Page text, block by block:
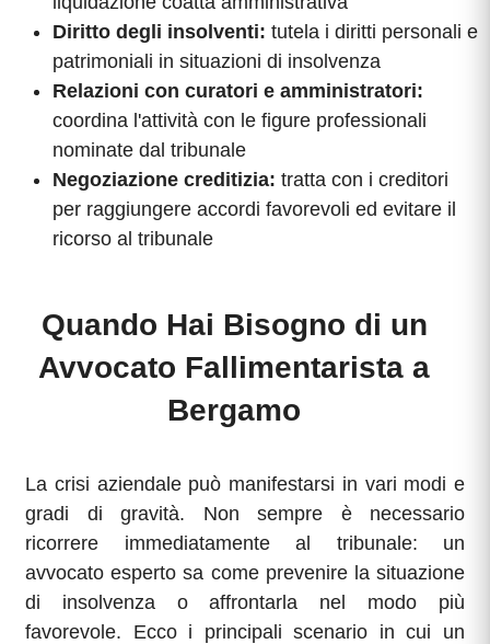
Diritto degli insolventi: tutela i diritti personali e
patrimoniali in situazioni di insolvenza
Relazioni con curatori e amministratori:
coordina l'attività con le figure professionali
nominate dal tribunale
Negoziazione creditizia: tratta con i creditori
per raggiungere accordi favorevoli ed evitare il
ricorso al tribunale
Quando Hai Bisogno di un
Avvocato Fallimentarista a
Bergamo
La crisi aziendale può manifestarsi in vari modi e
gradi di gravità. Non sempre è necessario
ricorrere immediatamente al tribunale: un
avvocato esperto sa come prevenire la situazione
di insolvenza o affrontarla nel modo più
favorevole. Ecco i principali scenario in cui un